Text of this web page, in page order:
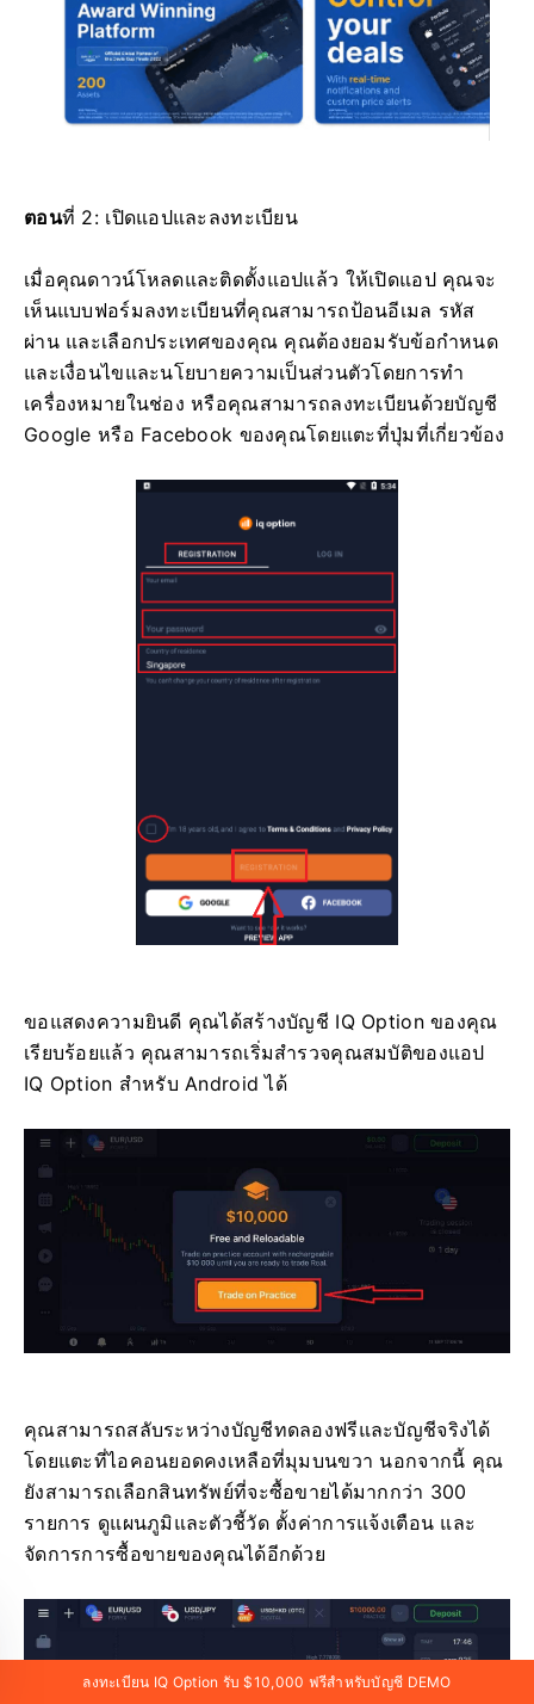
ตอนที่ 2: เปิดแอปและลงทะเบียน
เมื่อคุณดาวน์โหลดและติดตั้งแอปแล้ว ให้เปิดแอป คุณจะ
เห็นแบบฟอร์มลงทะเบียนที่คุณสามารถป้อนอีเมล รหัส
ผ่าน และเลือกประเทศของคุณ คุณต้องยอมรับข้อกำหนด
และเงื่อนไขและนโยบายความเป็นส่วนตัวโดยการทำ
เครื่องหมายในช่อง หรือคุณสามารถลงทะเบียนด้วยบัญชี
Google หรือ Facebook ของคุณโดยแตะที่ปุ่มที่เกี่ยวข้อง
ขอแสดงความยินดี คุณได้สร้างบัญชี IQ Option ของคุณ
เรียบร้อยแล้ว คุณสามารถเริ่มสำรวจคุณสมบัติของแอป
IQ Option สำหรับ Android ได้
คุณสามารถสลับระหว่างบัญชีทดลองฟรีและบัญชีจริงได้
โดยแตะที่ไอคอนยอดคงเหลือที่มุมบนขวา นอกจากนี้ คุณ
ยังสามารถเลือกสินทรัพย์ที่จะซื้อขายได้มากกว่า 300
รายการ ดูแผนภูมิและตัวชี้วัด ตั้งค่าการแจ้งเตือน และ
จัดการการซื้อขายของคุณได้อีกด้วย
ลงทะเบียน IQ Option รับ $10,000 ฟรีสำหรับบัญชี DEMO